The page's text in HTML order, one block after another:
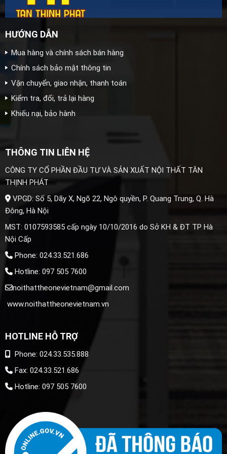
HƯỚNG DẪN
Mua hàng và chính sách bán hàng
Chính sách bảo mật thông tin
Vận chuyển, giao nhận, thanh toán
Kiểm tra, đổi, trả lại hàng
Khiếu nại, bảo hành
THÔNG TIN LIÊN HỆ
CÔNG TY CỔ PHẦN ĐẦU TƯ VÀ SẢN XUẤT NỘI THẤT TÂN
THỊNH PHÁT
VPGD: Số 5, Dãy X, Ngõ 22, Ngô quyền, P. Quang Trung, Q. Hà
Đông, Hà Nội
MST: 0107593585 cấp ngày 10/10/2016 do Sở KH & ĐT TP Hà
Nội Cấp
Phone: 024.33.521.686
Hotline: 097 505 7600
noithattheonevietnam@gmail.com
www.noithattheonevietnam.vn
HOTLINE HỖ TRỢ
Phone: 024.33.535.888
Fax: 024.33.521.686
Hotline: 097 505 7600